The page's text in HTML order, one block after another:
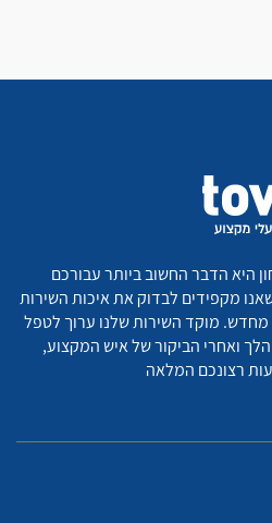
היא הדבר החשוב ביותר עבורכם
מקפידים לבדוק את איכות השירות
מוקד השירות שלנו ערוך לטפל
ואחרי הביקור של איש המקצוע,
רצונכם המלאה